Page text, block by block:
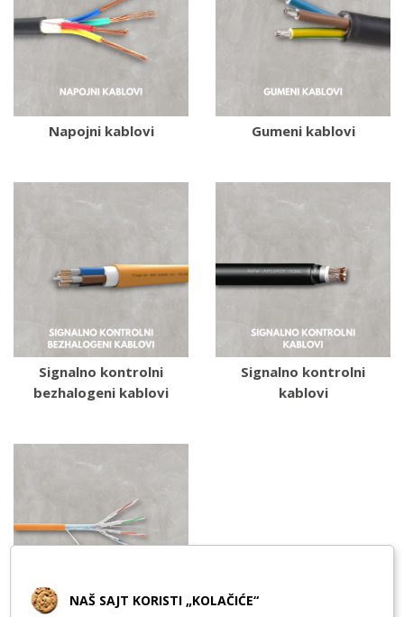
Napojni kablovi Gumeni kablovi
Signalno kontrolni
bezhalogeni kablovi
Signalno kontrolni
kablovi
NAŠ SAJT KORISTI „KOLAČIĆE“